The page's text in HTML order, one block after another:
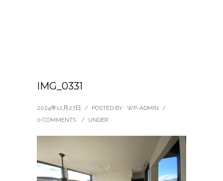
IMG_0331
2024年12月27日 / POSTED BY : WP-ADMIN /
0 COMMENTS
/ UNDER :